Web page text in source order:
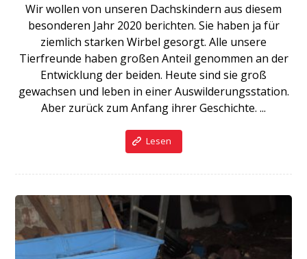
Wir wollen von unseren Dachskindern aus diesem
besonderen Jahr 2020 berichten. Sie haben ja für
ziemlich starken Wirbel gesorgt. Alle unsere
Tierfreunde haben großen Anteil genommen an der
Entwicklung der beiden. Heute sind sie groß
gewachsen und leben in einer Auswilderungsstation.
Aber zurück zum Anfang ihrer Geschichte. ...
Lesen